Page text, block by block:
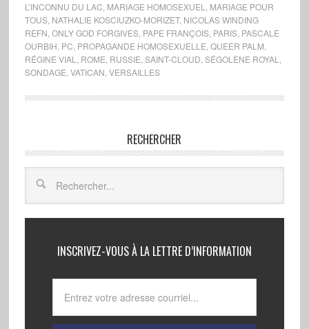
L’INCONNU DU LAC MARIAGE HOMOSEXUEL
MARIAGE POUR
TOUS, NATHALIE KOSCIUZKO-MORIZET, NICOLAS WINDING
REFN ONLY GOD FORGIVES, PAPE FRANÇOIS, PARIS, PASCALE
OURBIH PC PROPAGANDE HOMOSEXUELLE QUEER PALM
RÉGINE VIAL
ROME RUSSIE SAINT-CLOUD SÉGOLÈNE ROYAL
SONDAGE VATICAN VERSAILLES
RECHERCHER
INSCRIVEZ-VOUS À LA LETTRE D’INFORMATION